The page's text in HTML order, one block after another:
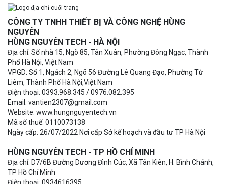
CÔNG TY TNHH THIẾT BỊ VÀ CÔNG NGHỆ HÙNG
NGUYÊN
HÙNG NGUYÊN TECH - HÀ NỘI
Địa chỉ: Số nhà 15, Ngõ 85, Tân Xuân, Phường Đông Ngạc, Thành
Phố Hà Nội, Việt Nam
VPGD: Số 1, Ngách 2, Ngõ 56 Đường Lê Quang Đạo, Phường Từ
Liêm, Thành Phố Hà Nội,Việt Nam
Điện thoại: 0393.968.345 / 0976.082.395
Email: vantien2307@gmail.com
Website: www.hungnguyentech.vn
Mã số thuế: 0110073138
Ngày cấp: 26/07/2022 Nơi cấp Sở kế hoạch và đầu tư TP Hà Nội
HÙNG NGUYÊN TECH - TP HỒ CHÍ MINH
Địa chỉ: D7/6B Đường Dương Đình Cúc, Xã Tân Kiên, H. Bình Chánh,
TP Hồ Chí Minh